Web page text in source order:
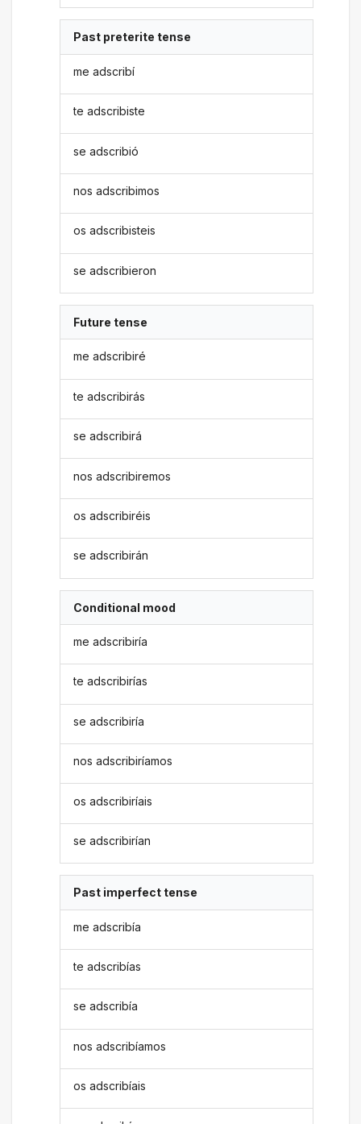
Past preterite tense
me adscribí
te adscribiste
se adscribió
nos adscribimos
os adscribisteis
se adscribieron
Future tense
me adscribiré
te adscribirás
se adscribirá
nos adscribiremos
os adscribiréis
se adscribirán
Conditional mood
me adscribiría
te adscribirías
se adscribiría
nos adscribiríamos
os adscribiríais
se adscribirían
Past imperfect tense
me adscribía
te adscribías
se adscribía
nos adscribíamos
os adscribíais